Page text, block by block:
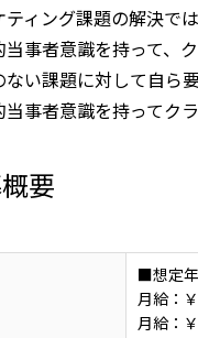
ティング課題の解決で
当事者意識を持って、
ない課題に対して自ら
当事者意識を持ってク
要
■想定
月給：
月給：